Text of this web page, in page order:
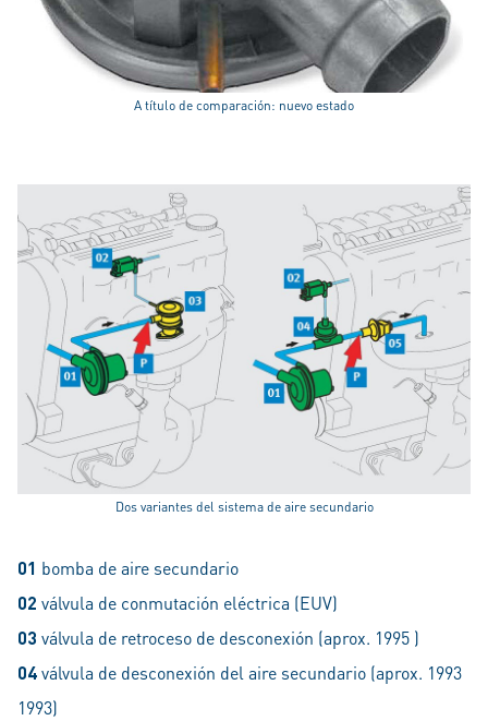
A título de comparación: nuevo estado
Dos variantes del sistema de aire secundario
01 bomba de aire secundario
02 válvula de conmutación eléctrica (EUV)
03 válvula de retroceso de desconexión (aprox. 1995 )
04válvula de desconexión del aire secundario (aprox. 1993
1993)